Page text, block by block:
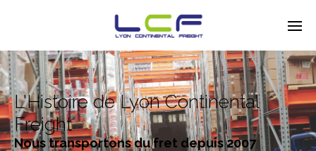
Enter tracking ID
L'Histoire de Lyon Continental
Freight
Nous transportons du fret depuis 2007